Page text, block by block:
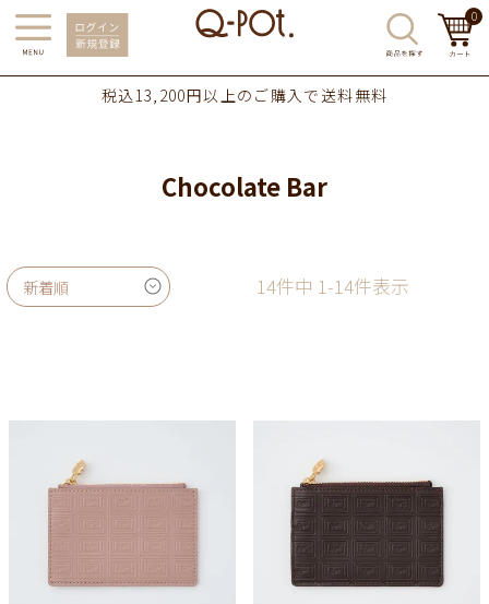
0
税込13,200円以上のご購入で送料無料
Chocolate Bar
新着順 14件中 1 -14件表示